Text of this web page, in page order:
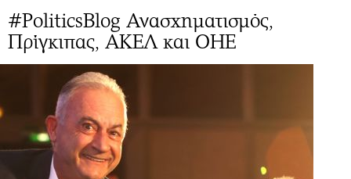
#PoliticsBlog Ανασχηματισμός,
Πρίγκιπας, ΑΚΕΛ και ΟΗΕ